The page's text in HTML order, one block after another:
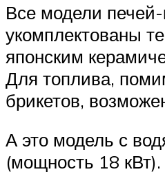
Все модели
укомплектованы
японским
Для топлива,
брикетов,
А это модель с
(мощность 18 кВт).